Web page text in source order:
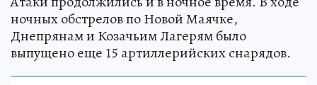
ночных обстрелов по Новой Маячке,
Днепрянам и Козачьим Лагерям было
выпущено еще 15 артиллерийских снарядов.